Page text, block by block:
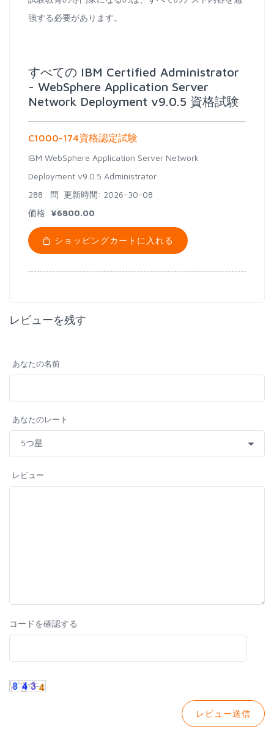
強する必要があります。
すべての IBM Certified Administrator
- WebSphere Application Server
Network Deployment v9.0.5 資格試験
C1000-174資格認定試験
IBM WebSphere Application Server Network
Deployment v9.0.5 Administrator
288 問 更新時間: 2026-30-08
価格: ¥6800.00
ショッピングカートに入れる
レビューを残す
あなたの名前
あなたのレート
レビュー
コードを確認する